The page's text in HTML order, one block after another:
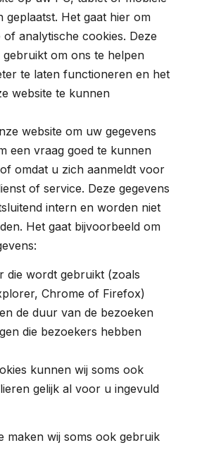
geplaatst. Het gaat hier om
analytische cookies. Deze
om ons te helpen
te laten functioneren en het
website te kunnen
website om uw gegevens
een vraag goed te kunnen
omdat u zich aanmeldt voor
of service. Deze gegevens
intern en worden niet
Het gaat bijvoorbeeld om
die wordt gebruikt (zoals
Chrome of Firefox)
de duur van de bezoeken
die bezoekers hebben
kunnen wij soms ook
gelijk al voor u ingevuld
maken wij soms ook gebruik